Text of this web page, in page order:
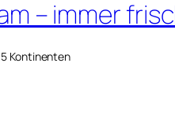
– immer
Kontinenten